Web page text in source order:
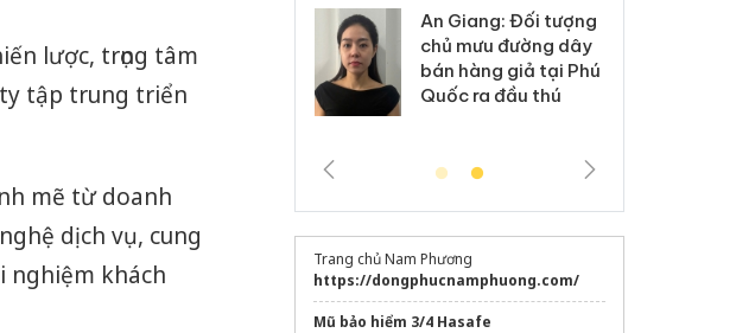
lược, trọng tâm
tập trung triển
mẽ từ doanh
dịch vụ, cung
nghiệm khách
chủ mưu đường dây
bán hàng giả tại Phú
Quốc ra đầu thú
Cà Mau: Tiêu hủy
công khai hàng ngàn
sản phẩm nhập lậu,
bảo vệ môi trường
Trang chủ Nam Phương
https://dongphucnamphuong.com/
Mũ bảo hiểm 3/4 Hasafe